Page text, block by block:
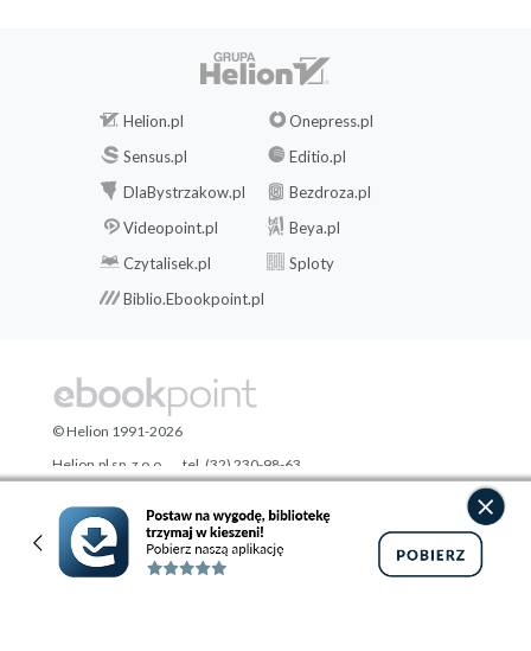
Helion.pl
Onepress.pl
Sensus.pl
Editio.pl
DlaBystrzakow.pl
Bezdroza.pl
Videopoint.pl
Beya.pl
Czytalisek.pl
Sploty
Biblio.Ebookpoint.pl
Designed with ♥ byTonik.pl
© Helion 1991-2026
Helion.pl sp. z o.o.
ul. Kościuszki 1c
44-100 Gliwice
tel. (32) 230-98-63
e-mail:[wyświetl email]@ebookpoint.pl
NIP: 6312636254
Regon: 241989027